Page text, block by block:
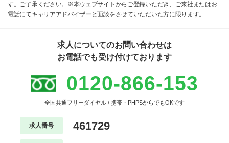
す。ご了承ください。※本ウェブサイトからご登録いただき、ご来社またはお
電話にてキャリアアドバイザーと面談をさせていただいた方に限ります。
求人についてのお問い合わせは
お電話でも受け付けております
0120-866-153
全国共通フリーダイヤル / 携帯・PHPSからでもOKです
求人番号 461729